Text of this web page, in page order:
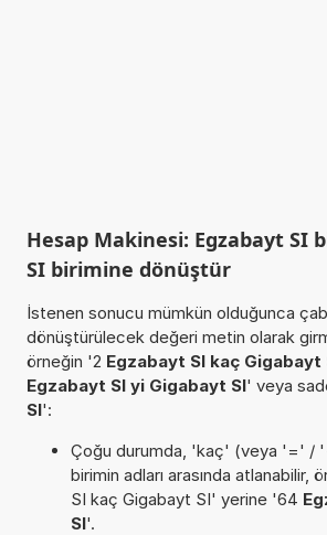
Hesap Makinesi: Egzabayt SI
SI birimine dönüştür
İstenen sonucu mümkün olduğunca
dönüştürülecek değeri metin olarak
örneğin '2 Egzabayt SI kaç Gigabayt
Egzabayt SI yi Gigabayt SI' veya
SI':
Çoğu durumda, 'kaç' (veya '=' /
birimin adları arasında atlanabilir,
SI kaç Gigabayt SI' yerine '64
SI'.